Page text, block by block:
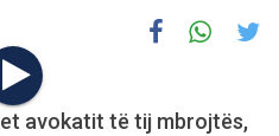
avokatit të tij mbrojtës,